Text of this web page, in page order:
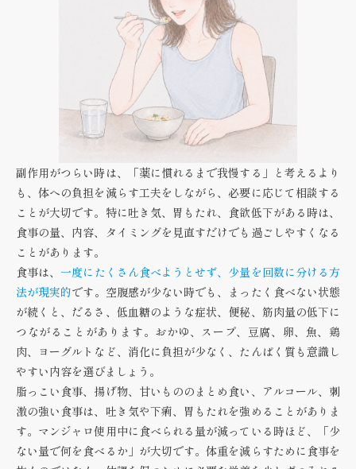
副作用がつらい時は、「薬に慣れるまで我慢する」と考えるより
も、体への負担を減らす工夫をしながら、必要に応じて相談する
ことが大切です。特に吐き気、胃もたれ、食欲低下がある時は、
食事の量、内容、タイミングを見直すだけでも過ごしやすくなる
ことがあります。
食事は、 一度にたくさん食べようとせず、少量を回数に分ける方
法が現実的です。空腹感が少ない時でも、まったく食べない状態
が続くと、だるさ、低血糖のような症状、便秘、筋肉量の低下に
つながることがあります。おかゆ、スープ、豆腐、卵、魚、鶏
肉、ヨーグルトなど、消化に負担が少なく、たんぱく質も意識し
やすい内容を選びましょう。
脂っこい食事、揚げ物、甘いもののまとめ食い、アルコール、刺
激の強い食事は、吐き気や下痢、胃もたれを強めることがありま
す。マンジャロ使用中に食べられる量が減っている時ほど、「少
ない量で何を食べるか」が大切です。体重を減らすために食事を